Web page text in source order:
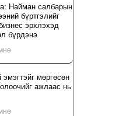
Найман салбарын
бүртгэлийг
эрхлэхэд
бүрдэнэ
мөргөсөн
ажлаас нь